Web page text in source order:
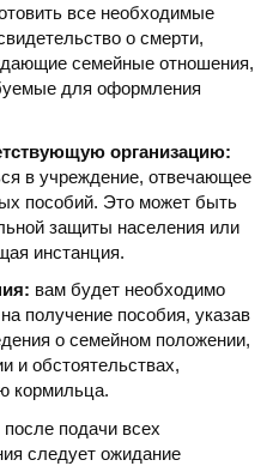
все необходимые
о смерти,
семейные отношения,
для оформления
организацию:
в учреждение, отвечающее
пособий. Это может быть
защиты населения или
инстанция.
вам будет необходимо
получение пособия, указав
о семейном положении,
и обстоятельствах,
кормильца.
после подачи всех
следует ожидание